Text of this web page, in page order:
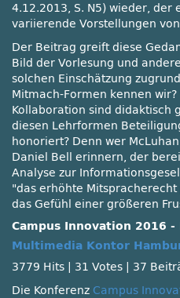
4.12.2013, S. N5) wieder,
variierende Vorstellungen von
Der Beitrag greift diese
Bild der Vorlesung und
solchen Einschätzung
Mitmach-Formen kennen
Kollaboration sind didaktisch
diesen Lehrformen
honoriert? Denn wer
Daniel Bell erinnern, der
Analyse zur
das erhöhte
das Gefühl einer größeren
Campus Innovation 2016
Multimedia Kontor
3779 Hits
31 Votes
37
Die Konferenz Campus